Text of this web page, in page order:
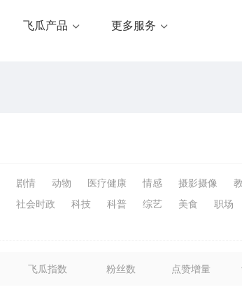
飞瓜产品 更多服务
剧情 动物 医疗健康 情感 摄影摄像
社会时政 科技 科普 综艺 美食 职场
飞瓜指数 粉丝数 点赞增量